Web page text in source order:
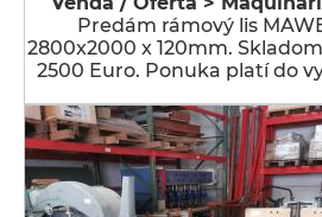
Predám rámový lis
2800x2000 x 120mm.
2500 Euro. Ponuka platí do